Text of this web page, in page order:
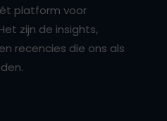
platform voor
zijn de insights,
recencies die ons als